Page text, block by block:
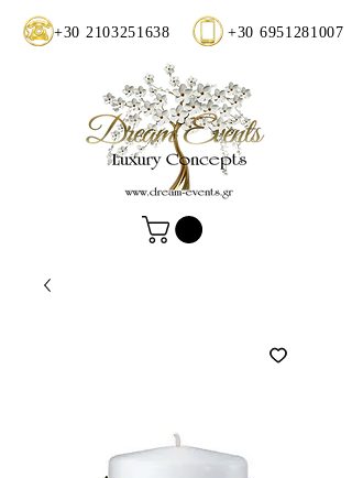
+30 2103251638 +30 6951281007